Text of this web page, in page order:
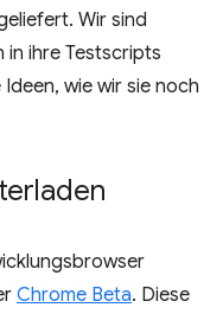
Wir sind
in ihre Testscripts
wie wir sie noch
Chrome Beta. Diese